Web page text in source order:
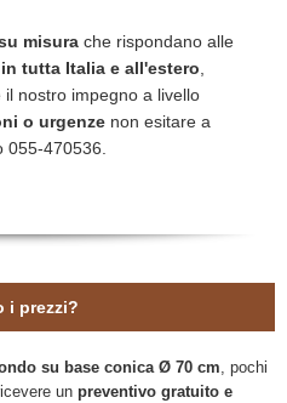
misura che rispondano alle
tutta Italia e all'estero,
nostro impegno a livello
o urgenze non esitare a
055-470536.
i prezzi?
su base conica Ø 70 cm, pochi
un preventivo gratuito e